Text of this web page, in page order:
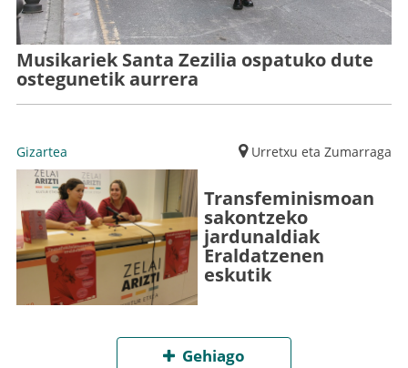
Musikariek Santa Zezilia ospatuko dute
ostegunetik aurrera
Gizartea Urretxu eta Zumarraga
Transfeminismoan
sakontzeko
jardunaldiak
Eraldatzenen
eskutik
Gehiago